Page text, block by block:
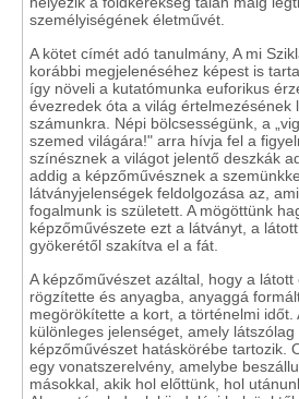
személyiségének életművét.
A kötet címét adó tanulmány, A mi
korábbi megjelenéséhez képest is
így növeli a kutatómunka euforikus
évezredek óta a világ értelmezésének
számunkra. Népi bölcsességünk, a
szemed világára!" arra hívja fel a
színésznek a világot jelentő deszkák
addig a képzőművésznek a
látványjelenségek feldolgozása az,
fogalmunk is született. A mögöttünk
képzőművészete ezt a látványt, a
gyökerétől szakítva el a fát.
A képzőművészet azáltal, hogy a
rögzítette és anyagba, anyaggá
megörökítette a kort, a történelmi időt.
különleges jelenséget, amely látszólag
képzőművészet hatáskörébe tartozik.
egy vonatszerelvény, amelybe
másokkal, akik hol előttünk, hol